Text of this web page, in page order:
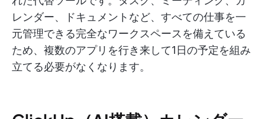
レンダー、ドキュメントなど、すべての仕事を一
元管理できる完全なワークスペースを備えている
ため、複数のアプリを行き来して1日の予定を組み
立てる必要がなくなります。